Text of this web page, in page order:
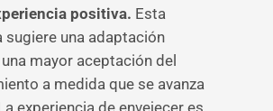
positiva. Esta
sugiere una adaptación
mayor aceptación del
a medida que se avanza
experiencia de envejecer es